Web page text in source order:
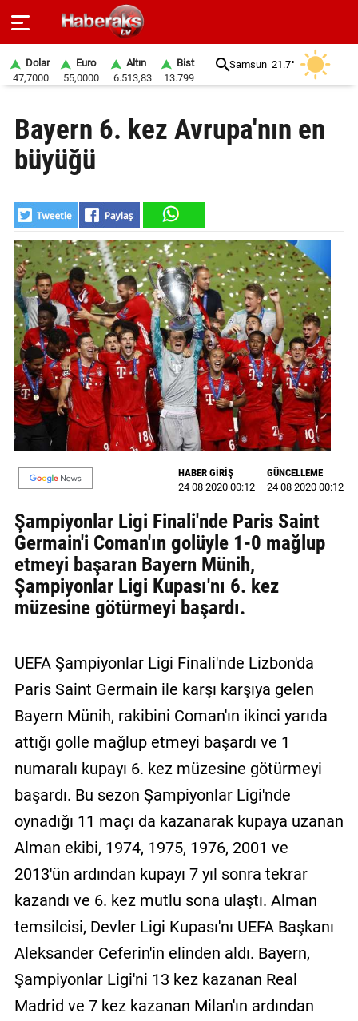
SPOR
YAŞAM
EKONOMİ
BELEDİYELER
SAĞLIK
SİYASET
EĞİTİM
GALERİ
VİDEO
YAZARLAR
BİZE
Künye
İletişim
Gizlilik
Sözleşmesi
Kullanıcı
Sözleşmesi
Dolar
47,7000
Euro
55,0000
Altın
6.513,83
Bist
13.799
Samsun 21.7°
Bayern 6. kez Avrupa'nın en
büyüğü
HABER GİRİŞ
24 08 2020 00:12
GÜNCELLEME
24 08 2020 00:12
Şampiyonlar Ligi Finali'nde Paris Saint
Germain'i Coman'ın golüyle 1-0 mağlup
etmeyi başaran Bayern Münih,
Şampiyonlar Ligi Kupası'nı 6. kez
müzesine götürmeyi başardı.
UEFA Şampiyonlar Ligi Finali'nde Lizbon'da
Paris Saint Germain ile karşı karşıya gelen
Bayern Münih, rakibini Coman'ın ikinci yarıda
attığı golle mağlup etmeyi başardı ve 1
numaralı kupayı 6. kez müzesine götürmeyi
başardı. Bu sezon Şampiyonlar Ligi'nde
oynadığı 11 maçı da kazanarak kupaya uzanan
Alman ekibi, 1974, 1975, 1976, 2001 ve
2013'ün ardından kupayı 7 yıl sonra tekrar
kazandı ve 6. kez mutlu sona ulaştı. Alman
temsilcisi, Devler Ligi Kupası'nı UEFA Başkanı
Aleksander Ceferin'in elinden aldı. Bayern,
Şampiyonlar Ligi'ni 13 kez kazanan Real
Madrid ve 7 kez kazanan Milan'ın ardından